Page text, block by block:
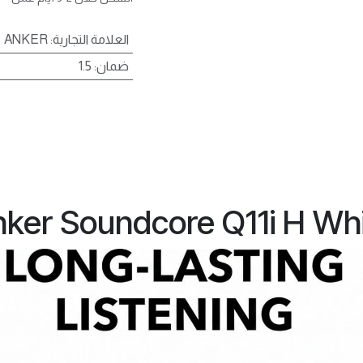
العلامة التجارية:
ANKER
ضمان:
1.5
Soundcore Q11i H